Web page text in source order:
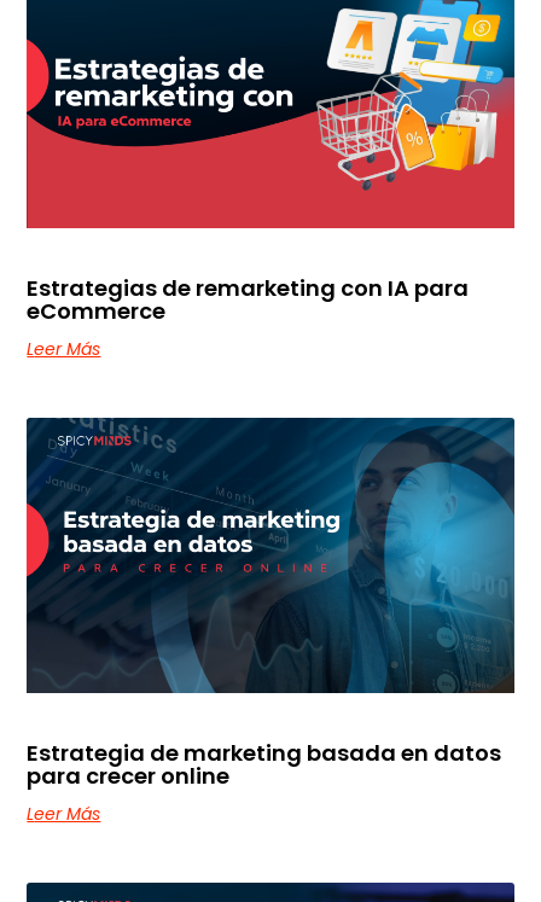
Estrategias de remarketing con IA para
eCommerce
Leer Más
Estrategia de marketing basada en datos
para crecer online
Leer Más